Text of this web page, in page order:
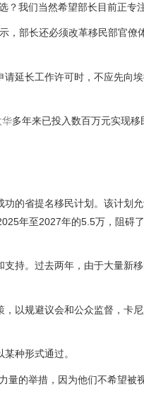
？我们当然希望部长目前正专
，部长还必须改革移民部官僚
延长工作许可时，不应先向
华多年来已投入数百万元实现移
功的省提名移民计划。该计划
年至2027年的5.5万，阻碍
持。过去两年，由于大量新
以规避议会和公众监督，卡
种形式通过。
量的举措，因为他们不希望被